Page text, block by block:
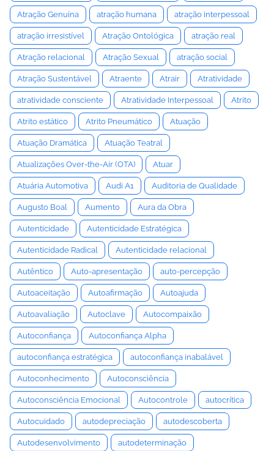
Atração Genuína atração humana atração interpessoal
atração irresistível Atração Ontológica atração real
Atração relacional Atração Sexual atração social
Atração Sustentável Atraente Atrair Atratividade
atratividade consciente Atratividade Interpessoal Atrito
Atrito estático Atrito Pneumático Atuação
Atuação Dramática Atuação Teatral
Atualizações Over-the-Air (OTA) Atuar
Atuária Automotiva Audi A1 Auditoria de Qualidade
Augusto Boal Aumento Aura da Obra
Autenticidade Autenticidade Estratégica
Autenticidade Radical Autenticidade relacional
Autêntico Auto-apresentação auto-percepção
Autoaceitação Autoafirmação Autoajuda
Autoavaliação Autoclave Autocompaixão
Autoconfiança Autoconfiança Alpha
autoconfiança estratégica autoconfiança inabalável
Autoconhecimento Autoconsciência
Autoconsciência Emocional Autocontrole autocrítica
Autocuidado autodepreciação autodescoberta
Autodesenvolvimento autodeterminação